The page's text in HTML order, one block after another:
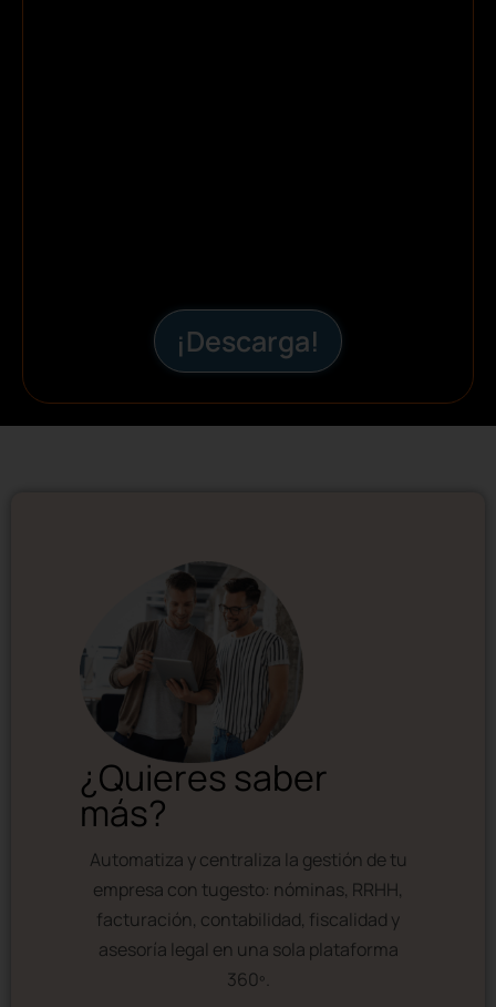
¡Descarga!
¿Quieres saber
más?
Automatiza y centraliza la gestión de tu
empresa con tugesto: nóminas, RRHH,
facturación, contabilidad, fiscalidad y
asesoría legal en una sola plataforma
360º.